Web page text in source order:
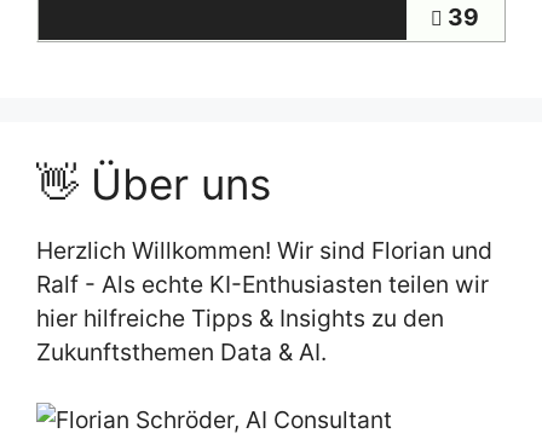
39
👋 Über uns
Herzlich Willkommen! Wir sind Florian und
Ralf - Als echte KI-Enthusiasten teilen wir
hier hilfreiche Tipps & Insights zu den
Zukunftsthemen Data & AI.